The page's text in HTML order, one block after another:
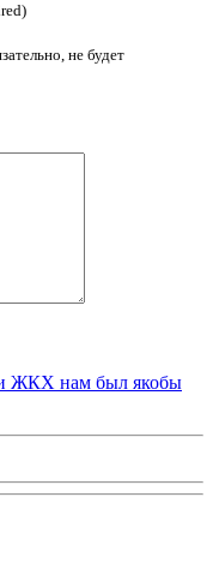
не будет
ЖКХ нам был якобы